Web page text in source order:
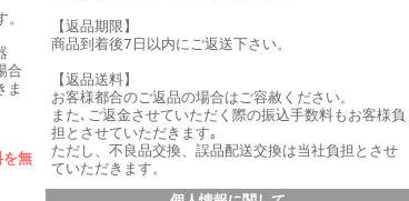
合
ま
を無
【返品期限】
商品到着後7日以内にご返送下さい。
【返品送料】
お客様都合のご返品の場合はご容赦ください。
また､ご返金させていただく際の振込手数料もお客様負
担とさせていただきます｡
ただし、不良品交換、誤品配送交換は当社負担とさせ
ていただきます。